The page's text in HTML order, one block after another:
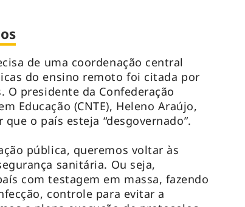
de uma coordenação central
do ensino remoto foi citada por
presidente da Confederação
Educação (CNTE), Heleno Araújo,
o país esteja “desgovernado”.
pública, queremos voltar às
sanitária. Ou seja,
com testagem em massa, fazendo
controle para evitar a